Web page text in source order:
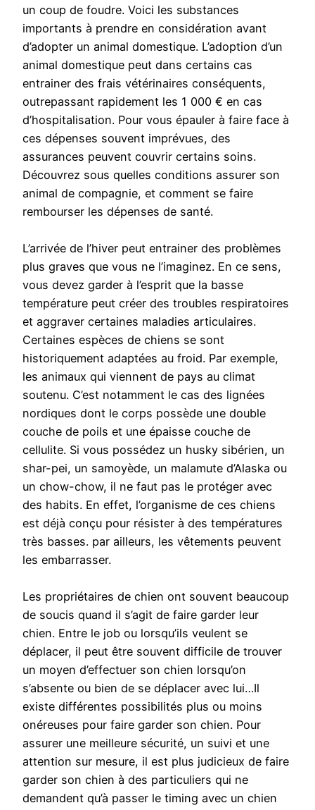
un coup de foudre. Voici les substances
importants à prendre en considération avant
d’adopter un animal domestique. L’adoption d’un
animal domestique peut dans certains cas
entrainer des frais vétérinaires conséquents,
outrepassant rapidement les 1 000 € en cas
d’hospitalisation. Pour vous épauler à faire face à
ces dépenses souvent imprévues, des
assurances peuvent couvrir certains soins.
Découvrez sous quelles conditions assurer son
animal de compagnie, et comment se faire
rembourser les dépenses de santé.
L’arrivée de l’hiver peut entrainer des problèmes
plus graves que vous ne l’imaginez. En ce sens,
vous devez garder à l’esprit que la basse
température peut créer des troubles respiratoires
et aggraver certaines maladies articulaires.
Certaines espèces de chiens se sont
historiquement adaptées au froid. Par exemple,
les animaux qui viennent de pays au climat
soutenu. C’est notamment le cas des lignées
nordiques dont le corps possède une double
couche de poils et une épaisse couche de
cellulite. Si vous possédez un husky sibérien, un
shar-pei, un samoyède, un malamute d’Alaska ou
un chow-chow, il ne faut pas le protéger avec
des habits. En effet, l’organisme de ces chiens
est déjà conçu pour résister à des températures
très basses. par ailleurs, les vêtements peuvent
les embarrasser.
Les propriétaires de chien ont souvent beaucoup
de soucis quand il s’agit de faire garder leur
chien. Entre le job ou lorsqu’ils veulent se
déplacer, il peut être souvent difficile de trouver
un moyen d’effectuer son chien lorsqu’on
s’absente ou bien de se déplacer avec lui…Il
existe différentes possibilités plus ou moins
onéreuses pour faire garder son chien. Pour
assurer une meilleure sécurité, un suivi et une
attention sur mesure, il est plus judicieux de faire
garder son chien à des particuliers qui ne
demandent qu’à passer le timing avec un chien